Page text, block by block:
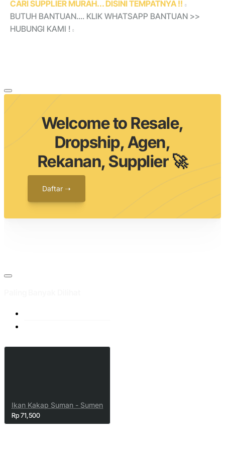
CARI SUPPLIER MURAH... DISINI TEMPATNYA !!
BUTUH BANTUAN.... KLIK WHATSAPP BANTUAN >>
HUBUNGI KAMI !
Welcome to Resale,
Dropship, Agen,
Rekanan, Supplier 🚀
Daftar ➝
Ikan Kakap Suman - Sumen
Rp 71,500